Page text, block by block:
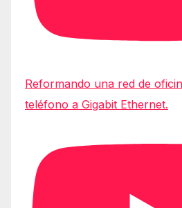
Reformando una red de
teléfono a Gigabit Ethernet.